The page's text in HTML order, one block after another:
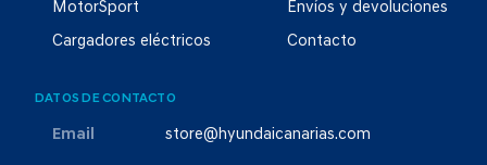
MotorSport
Cargadores eléctricos
Envíos y devoluciones
Contacto
DATOS DE CONTACTO
Email store@hyundaicanarias.com